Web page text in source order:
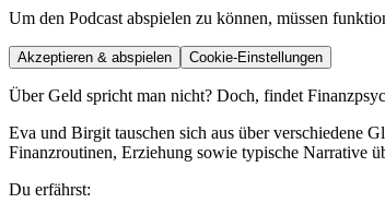
Um den Podcast abspielen zu können, müssen
Akzeptieren & abspielen Cookie-Einstellungen
Über Geld spricht man nicht? Doch, findet
Eva und Birgit tauschen sich aus über verschiedene
Finanzroutinen, Erziehung sowie typische Narrative
Du erfährst: